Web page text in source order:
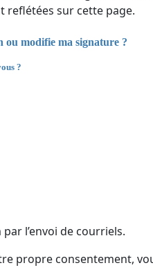
reflétées sur cette page.
ou modifie ma signature ?
?
l’envoi de courriels.
propre consentement,